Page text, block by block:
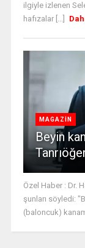
ilgiyle izlenen
hafızalar [...]
MAGAZİN
Beyin
Özel Haber : Dr.
şunları söyledi:
(baloncuk)